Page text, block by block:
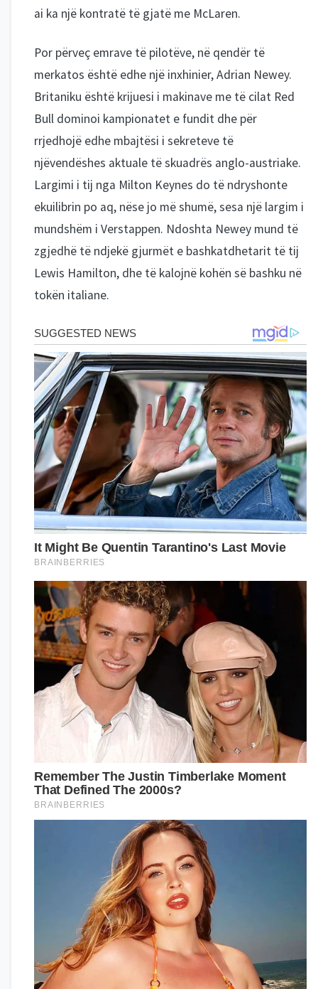
ai ka një kontratë të gjatë me McLaren.
Por përveç emrave të pilotëve, në qendër të
merkatos është edhe një inxhinier, Adrian Newey.
Britaniku është krijuesi i makinave me të cilat Red
Bull dominoi kampionatet e fundit dhe për
rrjedhojë edhe mbajtësi i sekreteve të
njëvendëshes aktuale të skuadrës anglo-austriake.
Largimi i tij nga Milton Keynes do të ndryshonte
ekuilibrin po aq, nëse jo më shumë, sesa një largim i
mundshëm i Verstappen. Ndoshta Newey mund të
zgjedhë të ndjekë gjurmët e bashkatdhetarit të tij
Lewis Hamilton, dhe të kalojnë kohën së bashku në
tokën italiane.